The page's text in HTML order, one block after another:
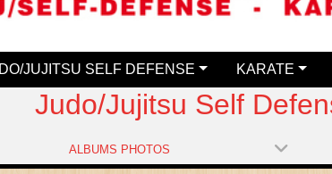
JUJITSU SELF DEFENSE KARATE
Judo/Jujitsu Self
ALBUMS PHOTOS